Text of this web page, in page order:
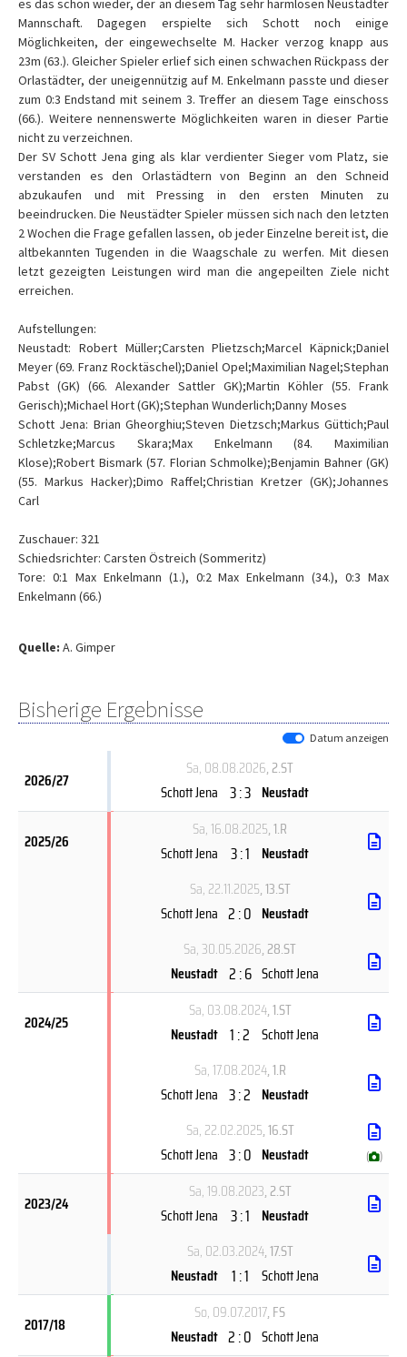
es das schon wieder, der an diesem Tag sehr harmlosen Neustädter
Mannschaft. Dagegen erspielte sich Schott noch einige
Möglichkeiten, der eingewechselte M. Hacker verzog knapp aus
23m (63.). Gleicher Spieler erlief sich einen schwachen Rückpass der
Orlastädter, der uneigennützig auf M. Enkelmann passte und dieser
zum 0:3 Endstand mit seinem 3. Treffer an diesem Tage einschoss
(66.). Weitere nennenswerte Möglichkeiten waren in dieser Partie
nicht zu verzeichnen.
Der SV Schott Jena ging als klar verdienter Sieger vom Platz, sie
verstanden es den Orlastädtern von Beginn an den Schneid
abzukaufen und mit Pressing in den ersten Minuten zu
beeindrucken. Die Neustädter Spieler müssen sich nach den letzten
2 Wochen die Frage gefallen lassen, ob jeder Einzelne bereit ist, die
altbekannten Tugenden in die Waagschale zu werfen. Mit diesen
letzt gezeigten Leistungen wird man die angepeilten Ziele nicht
erreichen.
Aufstellungen:
Neustadt: Robert Müller;Carsten Plietzsch;Marcel Käpnick;Daniel
Meyer (69. Franz Rocktäschel);Daniel Opel;Maximilian Nagel;Stephan
Pabst (GK) (66. Alexander Sattler GK);Martin Köhler (55. Frank
Gerisch);Michael Hort (GK);Stephan Wunderlich;Danny Moses
Schott Jena: Brian Gheorghiu;Steven Dietzsch;Markus Güttich;Paul
Schletzke;Marcus Skara;Max Enkelmann (84. Maximilian
Klose);Robert Bismark (57. Florian Schmolke);Benjamin Bahner (GK)
(55. Markus Hacker);Dimo Raffel;Christian Kretzer (GK);Johannes
Carl
Zuschauer: 321
Schiedsrichter: Carsten Östreich (Sommeritz)
Tore: 0:1 Max Enkelmann (1.), 0:2 Max Enkelmann (34.), 0:3 Max
Enkelmann (66.)
Quelle: A. Gimper
Bisherige Ergebnisse
Datum anzeigen
2026/27
Sa, 08.08.2026, 2.ST
Schott Jena 3 : 3 Neustadt
2025/26
Sa, 16.08.2025, 1.R
Schott Jena 3 : 1 Neustadt
Sa, 22.11.2025, 13.ST
Schott Jena 2 : 0 Neustadt
Sa, 30.05.2026, 28.ST
Neustadt 2 : 6 Schott Jena
2024/25
Sa, 03.08.2024, 1.ST
Neustadt 1 : 2 Schott Jena
Sa, 17.08.2024, 1.R
Schott Jena 3 : 2 Neustadt
Sa, 22.02.2025, 16.ST
Schott Jena 3 : 0 Neustadt ( )
2023/24
Sa, 19.08.2023, 2.ST
Schott Jena 3 : 1 Neustadt
Sa, 02.03.2024, 17.ST
Neustadt 1 : 1 Schott Jena
2017/18
So, 09.07.2017, FS
Neustadt 2 : 0 Schott Jena